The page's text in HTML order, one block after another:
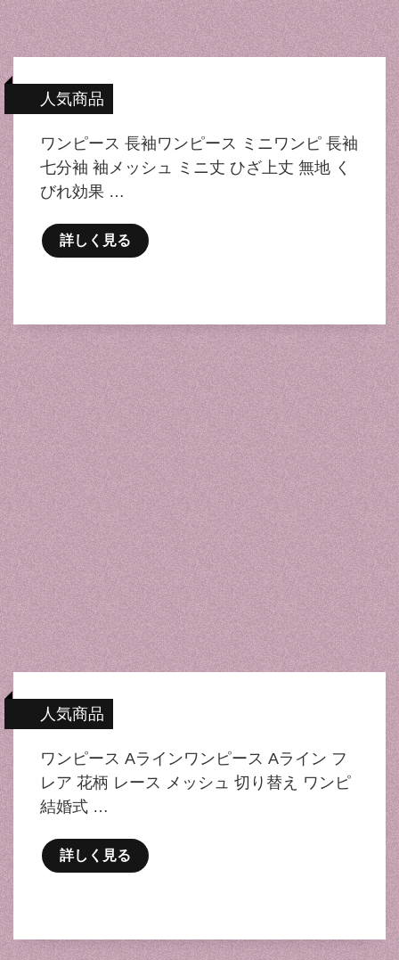
人気商品
ワンピース 長袖ワンピース ミニワンピ 長袖
七分袖 袖メッシュ ミニ丈 ひざ上丈 無地 く
びれ効果 …
詳しく見る
人気商品
ワンピース Aラインワンピース Aライン フ
レア 花柄 レース メッシュ 切り替え ワンピ
結婚式 …
詳しく見る